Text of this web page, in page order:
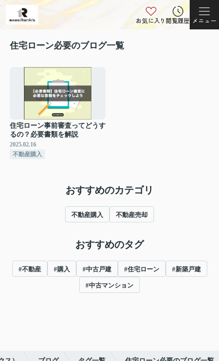
お気に入り閲覧履歴 メニュー
住宅ローン必要のブログ一覧
住宅ローン事前審査ってどうす
るの？必要書類を解説
2025.02.16
不動産購入
おすすめのカテゴリ
不動産購入 不動産売却
おすすめのタグ
#不動産 #購入 #中古戸建 #住宅ローン #新築戸建
#中古マンション